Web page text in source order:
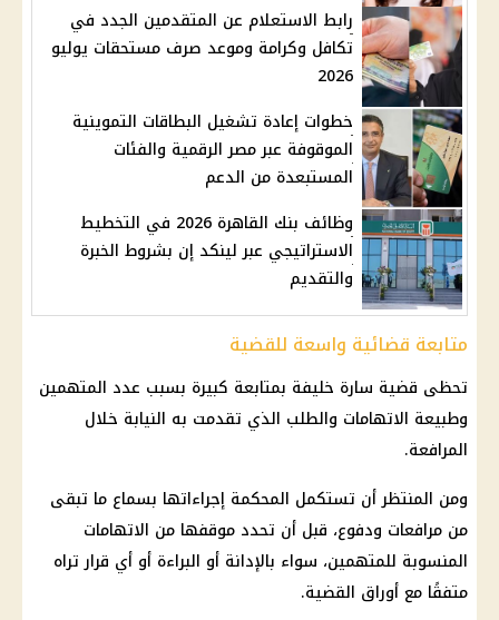
رابط الاستعلام عن المتقدمين الجدد في
تكافل وكرامة وموعد صرف مستحقات يوليو
2026
خطوات إعادة تشغيل البطاقات التموينية
الموقوفة عبر مصر الرقمية والفئات
المستبعدة من الدعم
وظائف بنك القاهرة 2026 في التخطيط
الاستراتيجي عبر لينكد إن بشروط الخبرة
والتقديم
متابعة قضائية واسعة للقضية
تحظى قضية سارة خليفة بمتابعة كبيرة بسبب عدد المتهمين
وطبيعة الاتهامات والطلب الذي تقدمت به النيابة خلال
المرافعة.
ومن المنتظر أن تستكمل المحكمة إجراءاتها بسماع ما تبقى
من مرافعات ودفوع، قبل أن تحدد موقفها من الاتهامات
المنسوبة للمتهمين، سواء بالإدانة أو البراءة أو أي قرار تراه
متفقًا مع أوراق القضية.